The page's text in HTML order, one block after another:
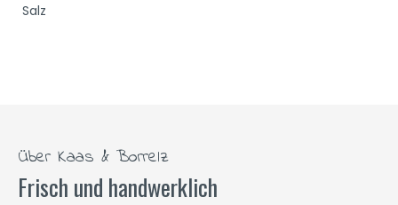
Salz
Über Kaas & Borrelz
Frisch und handwerklich